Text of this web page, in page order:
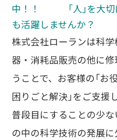
中！！ 「人」を大切
も活躍しませんか？
株式会社ローランは科
器・消耗品販売の他に
うことで、お客様の「お
困りごと解決」をご支援
普段目にすることの少
の中の科学技術の発展に